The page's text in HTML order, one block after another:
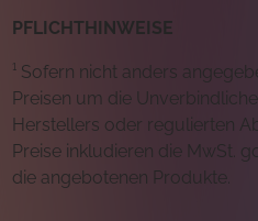
PFLICHTHINWEISE
¹ Sofern nicht anders
Preisen um die
Herstellers oder regulierten
Preise inkludieren die MwSt.
die angebotenen Produkte.